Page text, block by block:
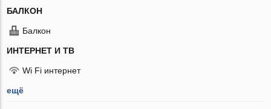
БАЛКОН
Балкон
ИНТЕРНЕТ И ТВ
Wi Fi интернет
ещё